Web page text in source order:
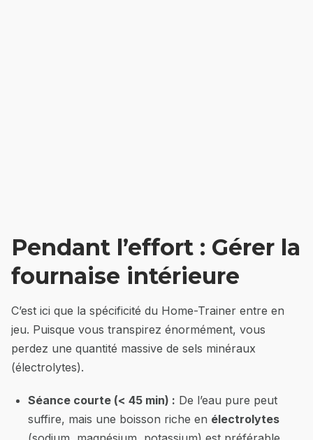
Pendant l’effort : Gérer la
fournaise intérieure
C’est ici que la spécificité du Home-Trainer entre en
jeu. Puisque vous transpirez énormément, vous
perdez une quantité massive de sels minéraux
(électrolytes).
Séance courte (< 45 min) : De l’eau pure peut
suffire, mais une boisson riche en électrolytes